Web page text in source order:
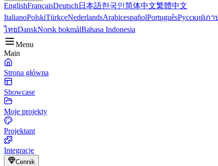
EnglishFrançaisDeutsch 日本語한국인简体中文繁體中文
ItalianoPolskiTürkçeNederlandsArabicespañolPortuguêsРусскийภา
ไทยDanskNorsk bokmålBahasa Indonesia
Menu
Main
Strona główna
Showcase
Moje projekty
Projektant
Integracje
Cennik